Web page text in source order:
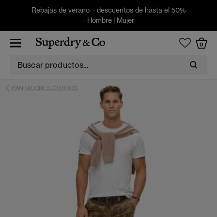
Rebajas de verano - descuentos de hasta el 50%
- Hombre| Mujer
0
PANTALONES CORTOS